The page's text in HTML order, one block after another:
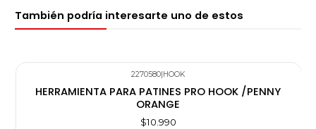
También podría interesarte uno de estos
2270580 HOOK
HERRAMIENTA PARA PATINES PRO HOOK /PENNY
ORANGE
$10.990